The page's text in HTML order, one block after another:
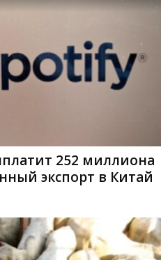
252 миллиона
экспорт в Китай